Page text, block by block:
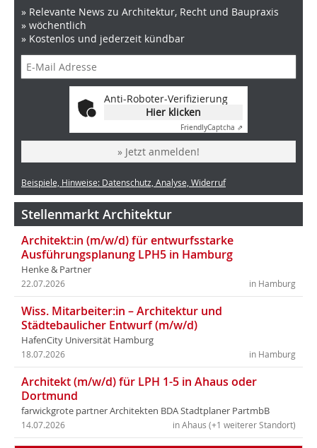
» Relevante News zu Architektur, Recht und Baupraxis
» wöchentlich
» Kostenlos und jederzeit kündbar
Anti-Roboter-Verifizierung
Hier klicken
FriendlyCaptcha ⇗
» Jetzt anmelden!
Beispiele, Hinweise: Datenschutz, Analyse, Widerruf
Stellenmarkt Architektur
Architekt:in (m/w/d) für entwurfsstarke
Ausführungsplanung LPH5 in Hamburg
Henke & Partner
in Hamburg
22.07.2026
Wiss. Mitarbeiter:in – Architektur und
Städtebaulicher Entwurf (m/w/d)
HafenCity Universität Hamburg
in Hamburg
18.07.2026
Architekt (m/w/d) für LPH 1-5 in Ahaus oder
Dortmund
farwickgrote partner Architekten BDA Stadtplaner PartmbB
in Ahaus (+1 weiterer Standort)
14.07.2026